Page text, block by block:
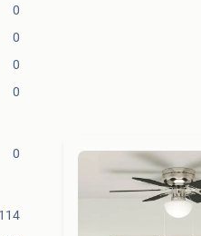
0
0
0
0
0
114